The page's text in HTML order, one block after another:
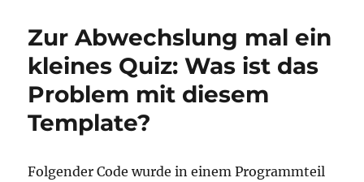
symbol
_mainCRTStartup
Zur Abwechslung mal ein
kleines Quiz: Was ist das
Problem mit diesem
Template?
Folgender Code wurde in einem Programmteil